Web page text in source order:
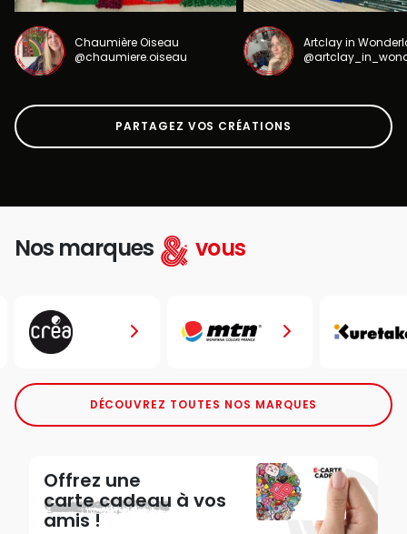
Chaumière Oiseau
@chaumiere.oiseau
Artclay in
PARTAGEZ VOS CRÉATIONS
Nos marques vous
DÉCOUVREZ TOUTES NOS MARQUES
Offrez une
carte cadeau à vos
amis !